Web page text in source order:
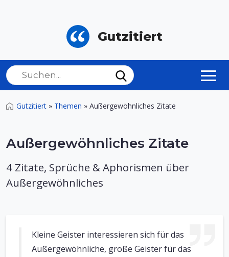
Gutzitiert
Gutzitiert » Themen » Außergewöhnliches Zitate
Außergewöhnliches Zitate
4 Zitate, Sprüche & Aphorismen über
Außergewöhnliches
Kleine Geister interessieren sich für das
Außergewöhnliche, große Geister für das